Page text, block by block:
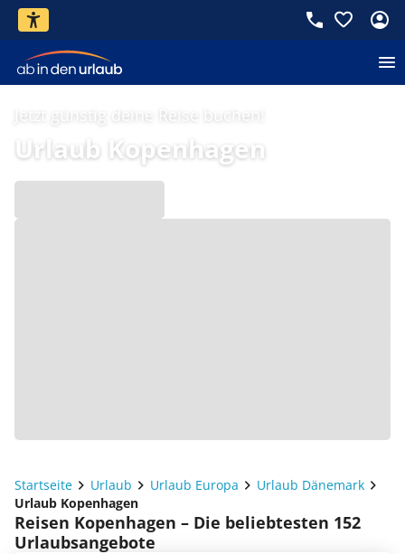
Jetzt günstig deine Reise buchen!
Urlaub Kopenhagen
Startseite Urlaub Urlaub Europa
Urlaub Dänemark
Urlaub Kopenhagen
Reisen Kopenhagen – Die beliebtesten 152
Urlaubsangebote